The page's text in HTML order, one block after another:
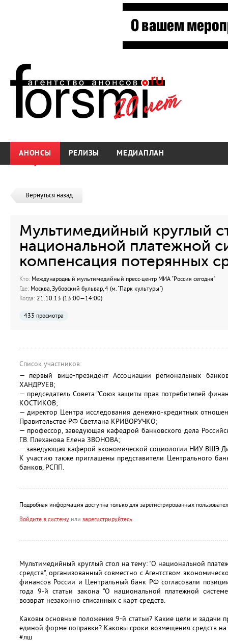
АНОНСЫ РЕЛИЗЫ МЕДИАПЛАН
Вернуться назад
Мультимедийный круглый
национальной платежной
компенсация потерянных
Кто: Международный мультимедийный пресс-центр МИА "Россия сегодня"
Где: Москва, Зубовский бульвар, 4 (м. "Парк культуры")
Когда: 21.10.13 (13:00—14:00)
433 просмотра
Список участников:
— первый вице-президент Ассоциации региональных
ХАНДРУЕВ;
— председатель Совета ''Союз защиты прав потребителей
КОСТИКОВ;
— директор Центра исследования денежно-кредитных
Правительстве РФ Светлана КРИВОРУЧКО;
— профессор, заведующая кафедрой банковского дела
Г.В. Плеханова Елена ЗВОНОВА;
— заведующая каферой экономической социологии НИУ ВШЭ
К участию также приглашены представители Центрального
банков, РСПП.
Подробная информация доступна только для зарегистрированных
Войдите в систему или зарегистрируйтесь
Мультимедийный круглый стол на тему: "О национальной
средств", организованный совместно с Агентством
финансов России и Центральный банк РФ согласовали
года 9-й статьи закона "О национальной платежной
возврат незаконно списанных с карт средств.
Каковы основные положения 9-й статьи? Какие цели и задачи
единой форме поправки? Каковы сроки возмещения средств на
#лш